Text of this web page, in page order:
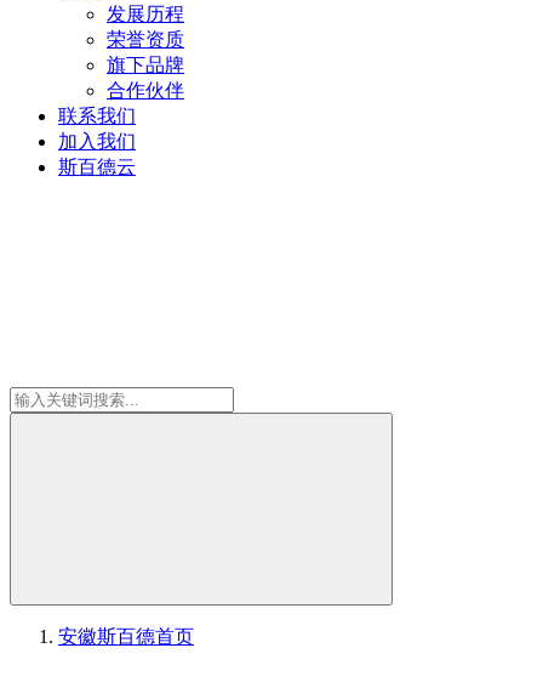
发展历程
荣誉资质
旗下品牌
合作伙伴
联系我们
加入我们
斯百德云
安徽斯百德首页